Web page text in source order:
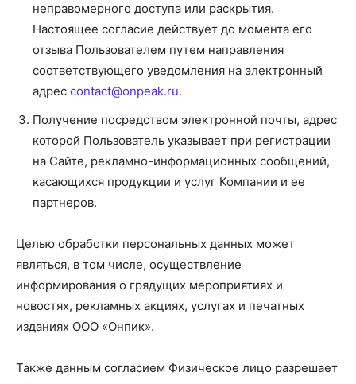
неправомерного доступа или раскрытия.
Настоящее согласие действует до момента его
отзыва Пользователем путем направления
соответствующего уведомления на электронный
адрес contact@onpeak.ru.
Получение посредством электронной почты, адрес
которой Пользователь указывает при регистрации
на Сайте, рекламно-информационных сообщений,
касающихся продукции и услуг Компании и ее
партнеров.
Целью обработки персональных данных может
являться, в том числе, осуществление
информирования о грядущих мероприятиях и
новостях, рекламных акциях, услугах и печатных
изданиях ООО «Онпик».
Также данным согласием Физическое лицо разрешает